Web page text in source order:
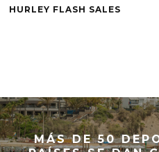
HURLEY FLASH SALES
MÁS DE 50